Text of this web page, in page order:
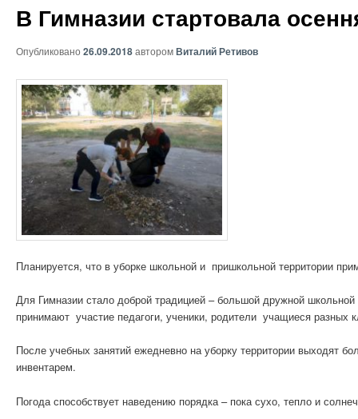
В Гимназии стартовала
Опубликовано 26.09.2018авторомВиталий Ретивов
Планируется, что в уборке школьной и пришкольной территории
Для Гимназии стало доброй традицией – большой дружной
принимают участие педагоги, ученики, родители учащиеся разных
После учебных занятий ежедневно на уборку территории выходят
инвентарем.
Погода способствует наведению порядка – пока сухо, тепло и